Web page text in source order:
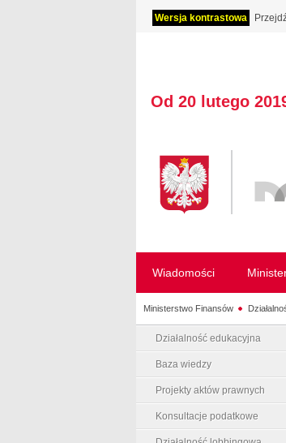
Wersja kontrastowa
Od 20 lutego
Wiadomości
Ministerstwo Finansów
Działalność edukacyjna
Baza wiedzy
Projekty aktów prawnych
Konsultacje podatkowe